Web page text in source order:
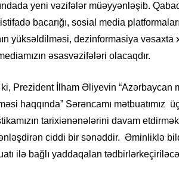
yeni vəzifələr müəyyənləşib.
bacarığı, sosial media
yüksəldilməsi, dezinformasiya
əsasvəzifələri olacaqdır.
Prezident İlham Əliyevin “Azərbaycan
haqqında” Sərəncamı mətbuatımız
tarixiənənələrini davam
ciddi bir sənəddir. Əminliklə
ilə bağlı yaddaqalan